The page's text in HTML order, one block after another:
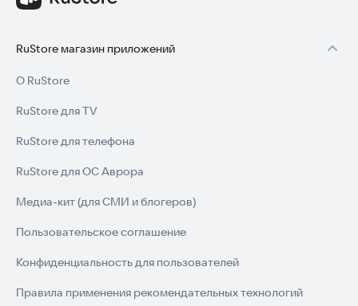
RuStore магазин приложений
О RuStore
RuStore для TV
RuStore для телефона
RuStore для ОС Аврора
Медиа-кит (для СМИ и блогеров)
Пользовательское соглашение
Конфиденциальность для пользователей
Правила применения рекомендательных технологий